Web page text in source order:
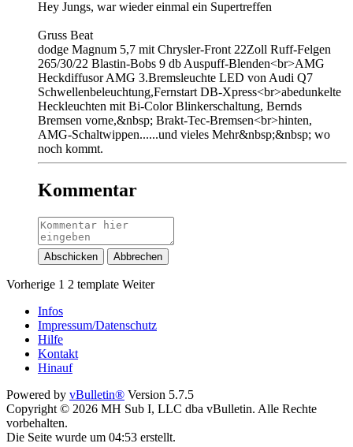
Hey Jungs, war wieder einmal ein Supertreffen
Gruss Beat
dodge Magnum 5,7 mit Chrysler-Front 22Zoll Ruff-Felgen
265/30/22 Blastin-Bobs 9 db Auspuff-Blenden<br>AMG
Heckdiffusor AMG 3.Bremsleuchte LED von Audi Q7
Schwellenbeleuchtung,Fernstart DB-Xpress<br>abedunkelte
Heckleuchten mit Bi-Color Blinkerschaltung, Bernds
Bremsen vorne,&nbsp; Brakt-Tec-Bremsen<br>hinten,
AMG-Schaltwippen......und vieles Mehr&nbsp;&nbsp; wo
noch kommt.
Kommentar
Abschicken Abbrechen
Vorherige 1 2 template Weiter
Infos
Impressum/Datenschutz
Hilfe
Kontakt
Hinauf
Powered by vBulletin® Version 5.7.5
Copyright © 2026 MH Sub I, LLC dba vBulletin. Alle Rechte
vorbehalten.
Die Seite wurde um 04:53 erstellt.